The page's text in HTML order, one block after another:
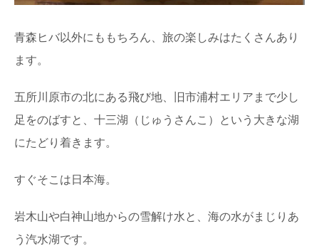
青森ヒバ以外にももちろん、旅の楽しみはたくさんあり
ます。
五所川原市の北にある飛び地、旧市浦村エリアまで少し
足をのばすと、十三湖（じゅうさんこ）という大きな湖
にたどり着きます。
すぐそこは日本海。
岩木山や白神山地からの雪解け水と、海の水がまじりあ
う汽水湖です。